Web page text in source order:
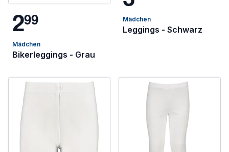
299
Mädchen
Bikerleggings - Grau
Mädchen
Leggings - Schwarz